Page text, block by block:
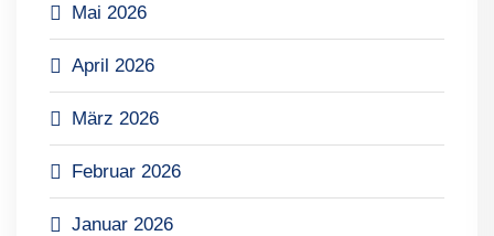
Mai 2026
April 2026
März 2026
Februar 2026
Januar 2026